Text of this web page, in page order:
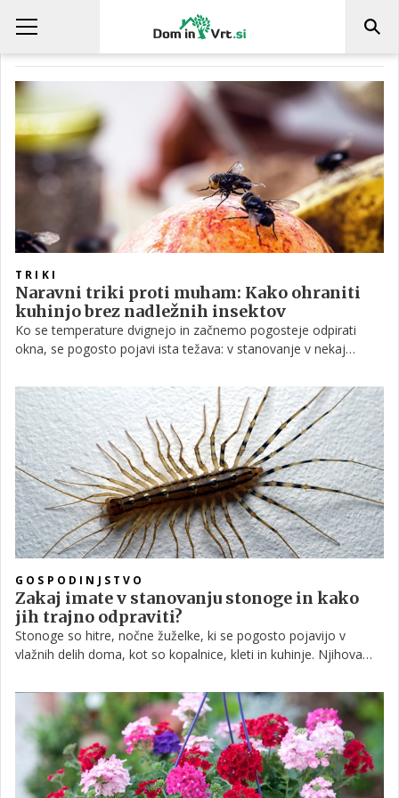
INSEKTI
TRIKI
Naravni triki proti muham: Kako ohraniti
kuhinjo brez nadležnih insektov
Ko se temperature dvignejo in začnemo pogosteje odpirati
okna, se pogosto pojavi ista težava: v stanovanje v nekaj
pomagajo preprosti triki, ki jih mnogi uporabljajo kot naravno
zaščito pred nadležnimi insekti.
GOSPODINJSTVO
Zakaj imate v stanovanju stonoge in kako
jih trajno odpraviti?
Stonoge so hitre, nočne žuželke, ki se pogosto pojavijo v
vlažnih delih doma, kot so kopalnice, kleti in kuhinje. Njihova
s katerimi se prehranjujejo, zato je za trajno rešitev ključno
odpraviti pogoje, ki jim omogočajo preživetje.